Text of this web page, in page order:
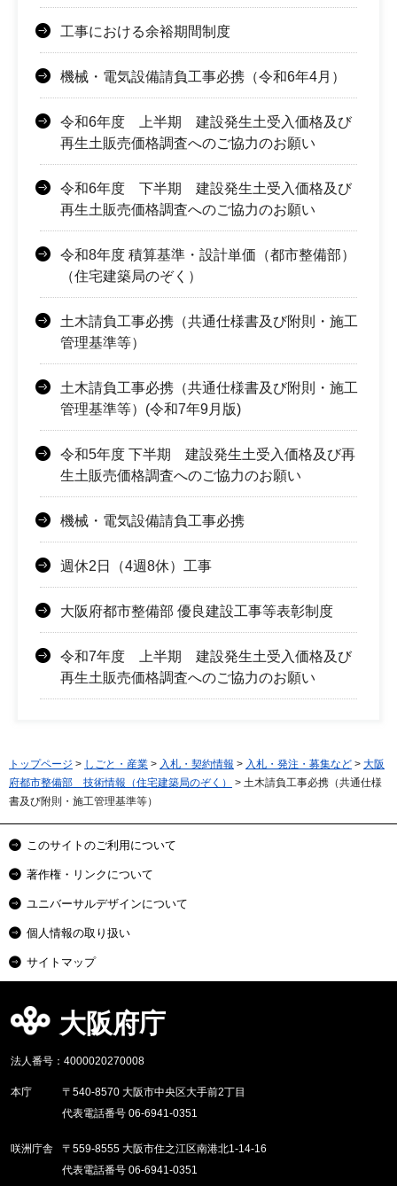
工事における余裕期間制度
機械・電気設備請負工事必携（令和6年4月）
令和6年度 上半期 建設発生土受入価格及び
再生土販売価格調査へのご協力のお願い
令和6年度 下半期 建設発生土受入価格及び
再生土販売価格調査へのご協力のお願い
令和8年度 積算基準・設計単価（都市整備部）
（住宅建築局のぞく）
土木請負工事必携（共通仕様書及び附則・施工
管理基準等）
土木請負工事必携（共通仕様書及び附則・施工
管理基準等）(令和7年9月版)
令和5年度 下半期 建設発生土受入価格及び再
生土販売価格調査へのご協力のお願い
機械・電気設備請負工事必携
週休2日（4週8休）工事
大阪府都市整備部 優良建設工事等表彰制度
令和7年度 上半期 建設発生土受入価格及び
再生土販売価格調査へのご協力のお願い
トップページ > しごと・産業 > 入札・契約情報 > 入札・発注・募集など > 大阪
府都市整備部 技術情報（住宅建築局のぞく）
> 土木請負工事必携（共通仕様
書及び附則・施工管理基準等）
このサイトのご利用について
著作権・リンクについて
ユニバーサルデザインについて
個人情報の取り扱い
サイトマップ
大阪府庁
法人番号：4000020270008
本庁
〒540-8570 大阪市中央区大手前2丁目
代表電話番号 06-6941-0351
咲洲庁舎
〒559-8555 大阪市住之江区南港北1-14-16
代表電話番号 06-6941-0351